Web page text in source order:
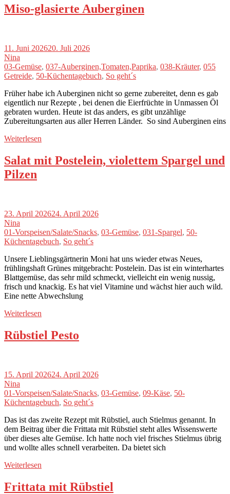
Miso-glasierte Auberginen
11. Juni 202620. Juli 2026
Nina
03-Gemüse, 037-Auberginen,Tomaten,Paprika, 038-Kräuter, 055
Getreide, 50-Küchentagebuch, So geht´s
Früher habe ich Auberginen nicht so gerne zubereitet, denn es gab
eigentlich nur Rezepte , bei denen die Eierfrüchte in Unmassen Öl
gebraten wurden. Heute ist das anders, es gibt unzählige
Zubereitungsarten aus aller Herren Länder. So sind Auberginen eins
Weiterlesen
Salat mit Postelein, violettem Spargel und
Pilzen
23. April 202624. April 2026
Nina
01-Vorspeisen/Salate/Snacks, 03-Gemüse, 031-Spargel, 50-
Küchentagebuch, So geht´s
Unsere Lieblingsgärtnerin Moni hat uns wieder etwas Neues,
frühlingshaft Grünes mitgebracht: Postelein. Das ist ein winterhartes
Blattgemüse, das sehr mild schmeckt, vielleicht ein wenig nussig,
frisch und knackig. Es hat viel Vitamine und wächst hier auch wild.
Eine nette Abwechslung
Weiterlesen
Rübstiel Pesto
15. April 202624. April 2026
Nina
01-Vorspeisen/Salate/Snacks, 03-Gemüse, 09-Käse, 50-
Küchentagebuch, So geht´s
Das ist das zweite Rezept mit Rübstiel, auch Stielmus genannt. In
dem Beitrag über die Frittata mit Rübstiel steht alles Wissenswerte
über dieses alte Gemüse. Ich hatte noch viel frisches Stielmus übrig
und wollte alles schnell verarbeiten. Da bietet sich
Weiterlesen
Frittata mit Rübstiel